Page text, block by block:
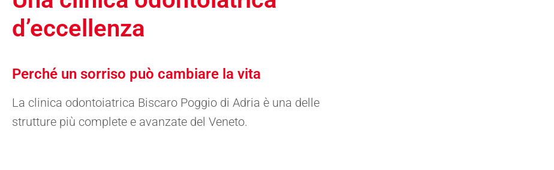
d’eccellenza
Perché un sorriso può cambiare la vita
La clinica odontoiatrica Biscaro Poggio di Adria è una delle
strutture più complete e avanzate del Veneto.